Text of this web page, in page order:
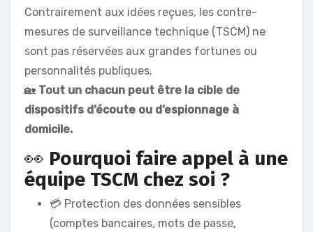
Contrairement aux idées reçues, les contre-
mesures de surveillance technique (TSCM) ne
sont pas réservées aux grandes fortunes ou
personnalités publiques.
🏡 Tout un chacun peut être la cible de
dispositifs d’écoute ou d’espionnage à
domicile.
👀 Pourquoi faire appel à une
équipe TSCM chez soi ?
💳 Protection des données sensibles
(comptes bancaires, mots de passe,